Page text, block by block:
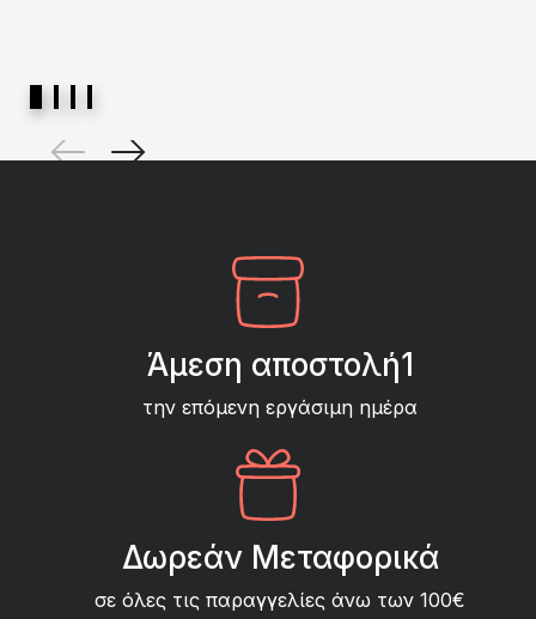
Άμεση αποστολή1
την επόμενη εργάσιμη ημέρα
Δωρεάν Μεταφορικά
σε όλες τις παραγγελίες άνω των 100€